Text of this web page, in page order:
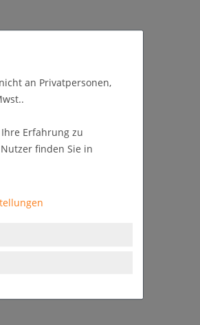
an Privatpersonen,
Erfahrung zu
finden Sie in